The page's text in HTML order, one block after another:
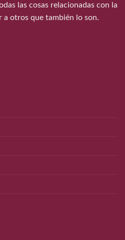
las cosas relacionadas con la
a otros que también lo son.